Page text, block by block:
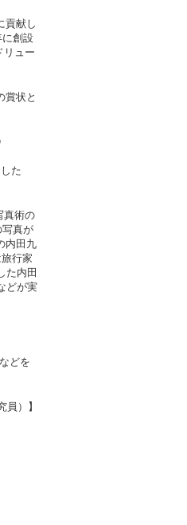
貢献し
に創設
リュー
賞状と
た
真術の
写真が
内田九
行家
た内田
どが実
どを
）】